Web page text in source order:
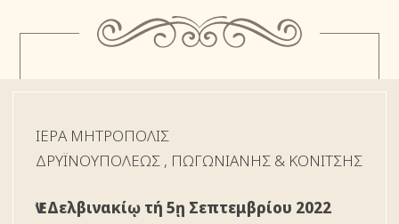
ΙΕΡΑ ΜΗΤΡΟΠΟΛΙΣ
ΔΡYΪΝΟΥΠΟΛΕΩΣ , ΠΩΓΩΝΙΑΝΗΣ & ΚΟΝΙΤΣΗΣ
Ἐν Δελβινακίῳ τή 5ῃ Σεπτεμβρίου 2022